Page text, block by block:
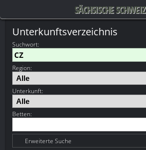
SÄCHSISCHE SCHWEIZ
Unterkunftsverzeichnis
Suchwort:
Region:
Unterkunft:
Betten:
Erweiterte Suche